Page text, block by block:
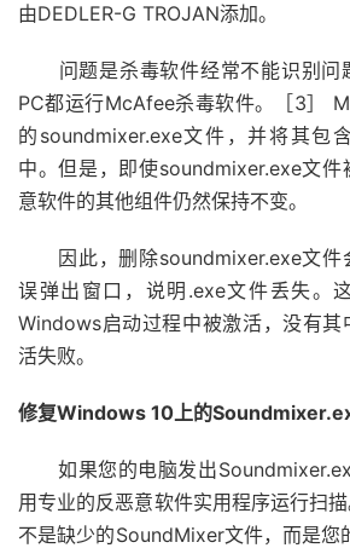
由DEDLER-G TROJAN添加。
问题是杀毒软件经常不能识别问
PC都运行McAfee杀毒软件。［3］
的soundmixer.exe文件，并将其包
中。但是，即使soundmixer.exe文件
意软件的其他组件仍然保持不变。
因此，删除soundmixer.exe文件
误弹出窗口，说明.exe文件丢失。
Windows启动过程中被激活，没有其
活失败。
修复Windows 10上的
如果您的电脑发出
用专业的反恶意软件实用程序运行扫
不是缺少的SoundMixer文件，而是您